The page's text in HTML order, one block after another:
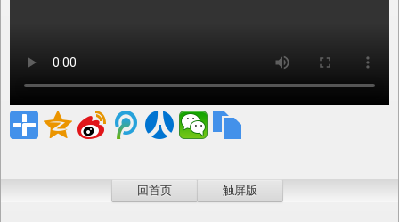
回首页 触屏版